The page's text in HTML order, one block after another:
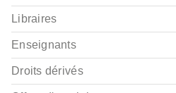
Libraires
Enseignants
Droits dérivés